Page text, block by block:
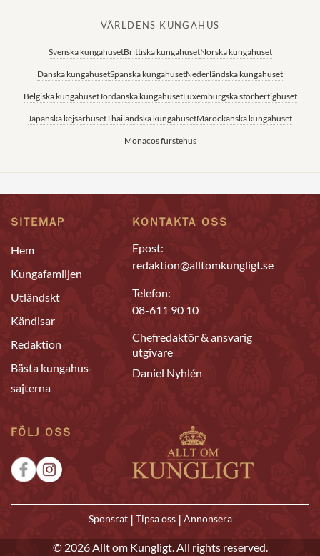
Japanska kejsarhuset
Thailändska kungahuset
VÄRLDENS KUNGAHUS
Svenska kungahusetBrittiska kungahusetNorska kungahuset
Danska kungahusetSpanska kungahusetNederländska kungahuset
Belgiska kungahusetJordanska kungahusetLuxemburgska storhertighuset
Japanska kejsarhusetThailändska kungahusetMarockanska kungahuset
Monacos furstehus
SITEMAP
Hem
Kungafamiljen
Utländskt
Kändisar
Redaktion
Bästa kungahus-
sajterna
KONTAKTA OSS
Epost:
redaktion@alltomkungligt.se
Telefon:
08-611 90 10
Chefredaktör & ansvarig
utgivare
Daniel Nyhlén
FÖLJ OSS
Sponsrat | Tipsa oss | Annonsera
© 2026 Allt om Kungligt. All rights reserved.